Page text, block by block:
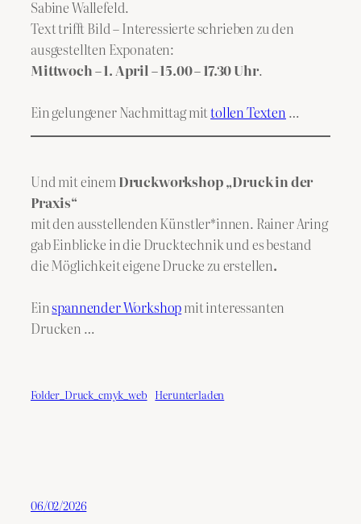
Sabine Wallefeld.
Text trifft Bild – Interessierte schrieben zu den
ausgestellten Exponaten:
Mittwoch – 1. April – 15.00 – 17.30 Uhr.
Ein gelungener Nachmittag mittollen Texten …
Und mit einemDruckworkshop „Druck in der
Praxis“
mit den ausstellenden Künstler*innen. Rainer Aring
gab Einblicke in die Drucktechnik und es bestand
die Möglichkeit eigene Drucke zu erstellen.
Einspannender Workshopmit interessanten
Drucken …
Folder_Druck_cmyk_web Herunterladen
06/02/2026